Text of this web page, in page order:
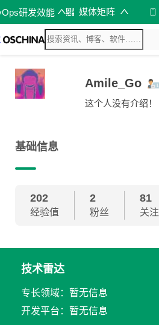
研发效能 媒体矩阵
Amile_Go
这个人没有介绍！
基础信息
202
经验值
2
粉丝
81
关注
技术雷达
专长领域：暂无信息
开发平台：暂无信息